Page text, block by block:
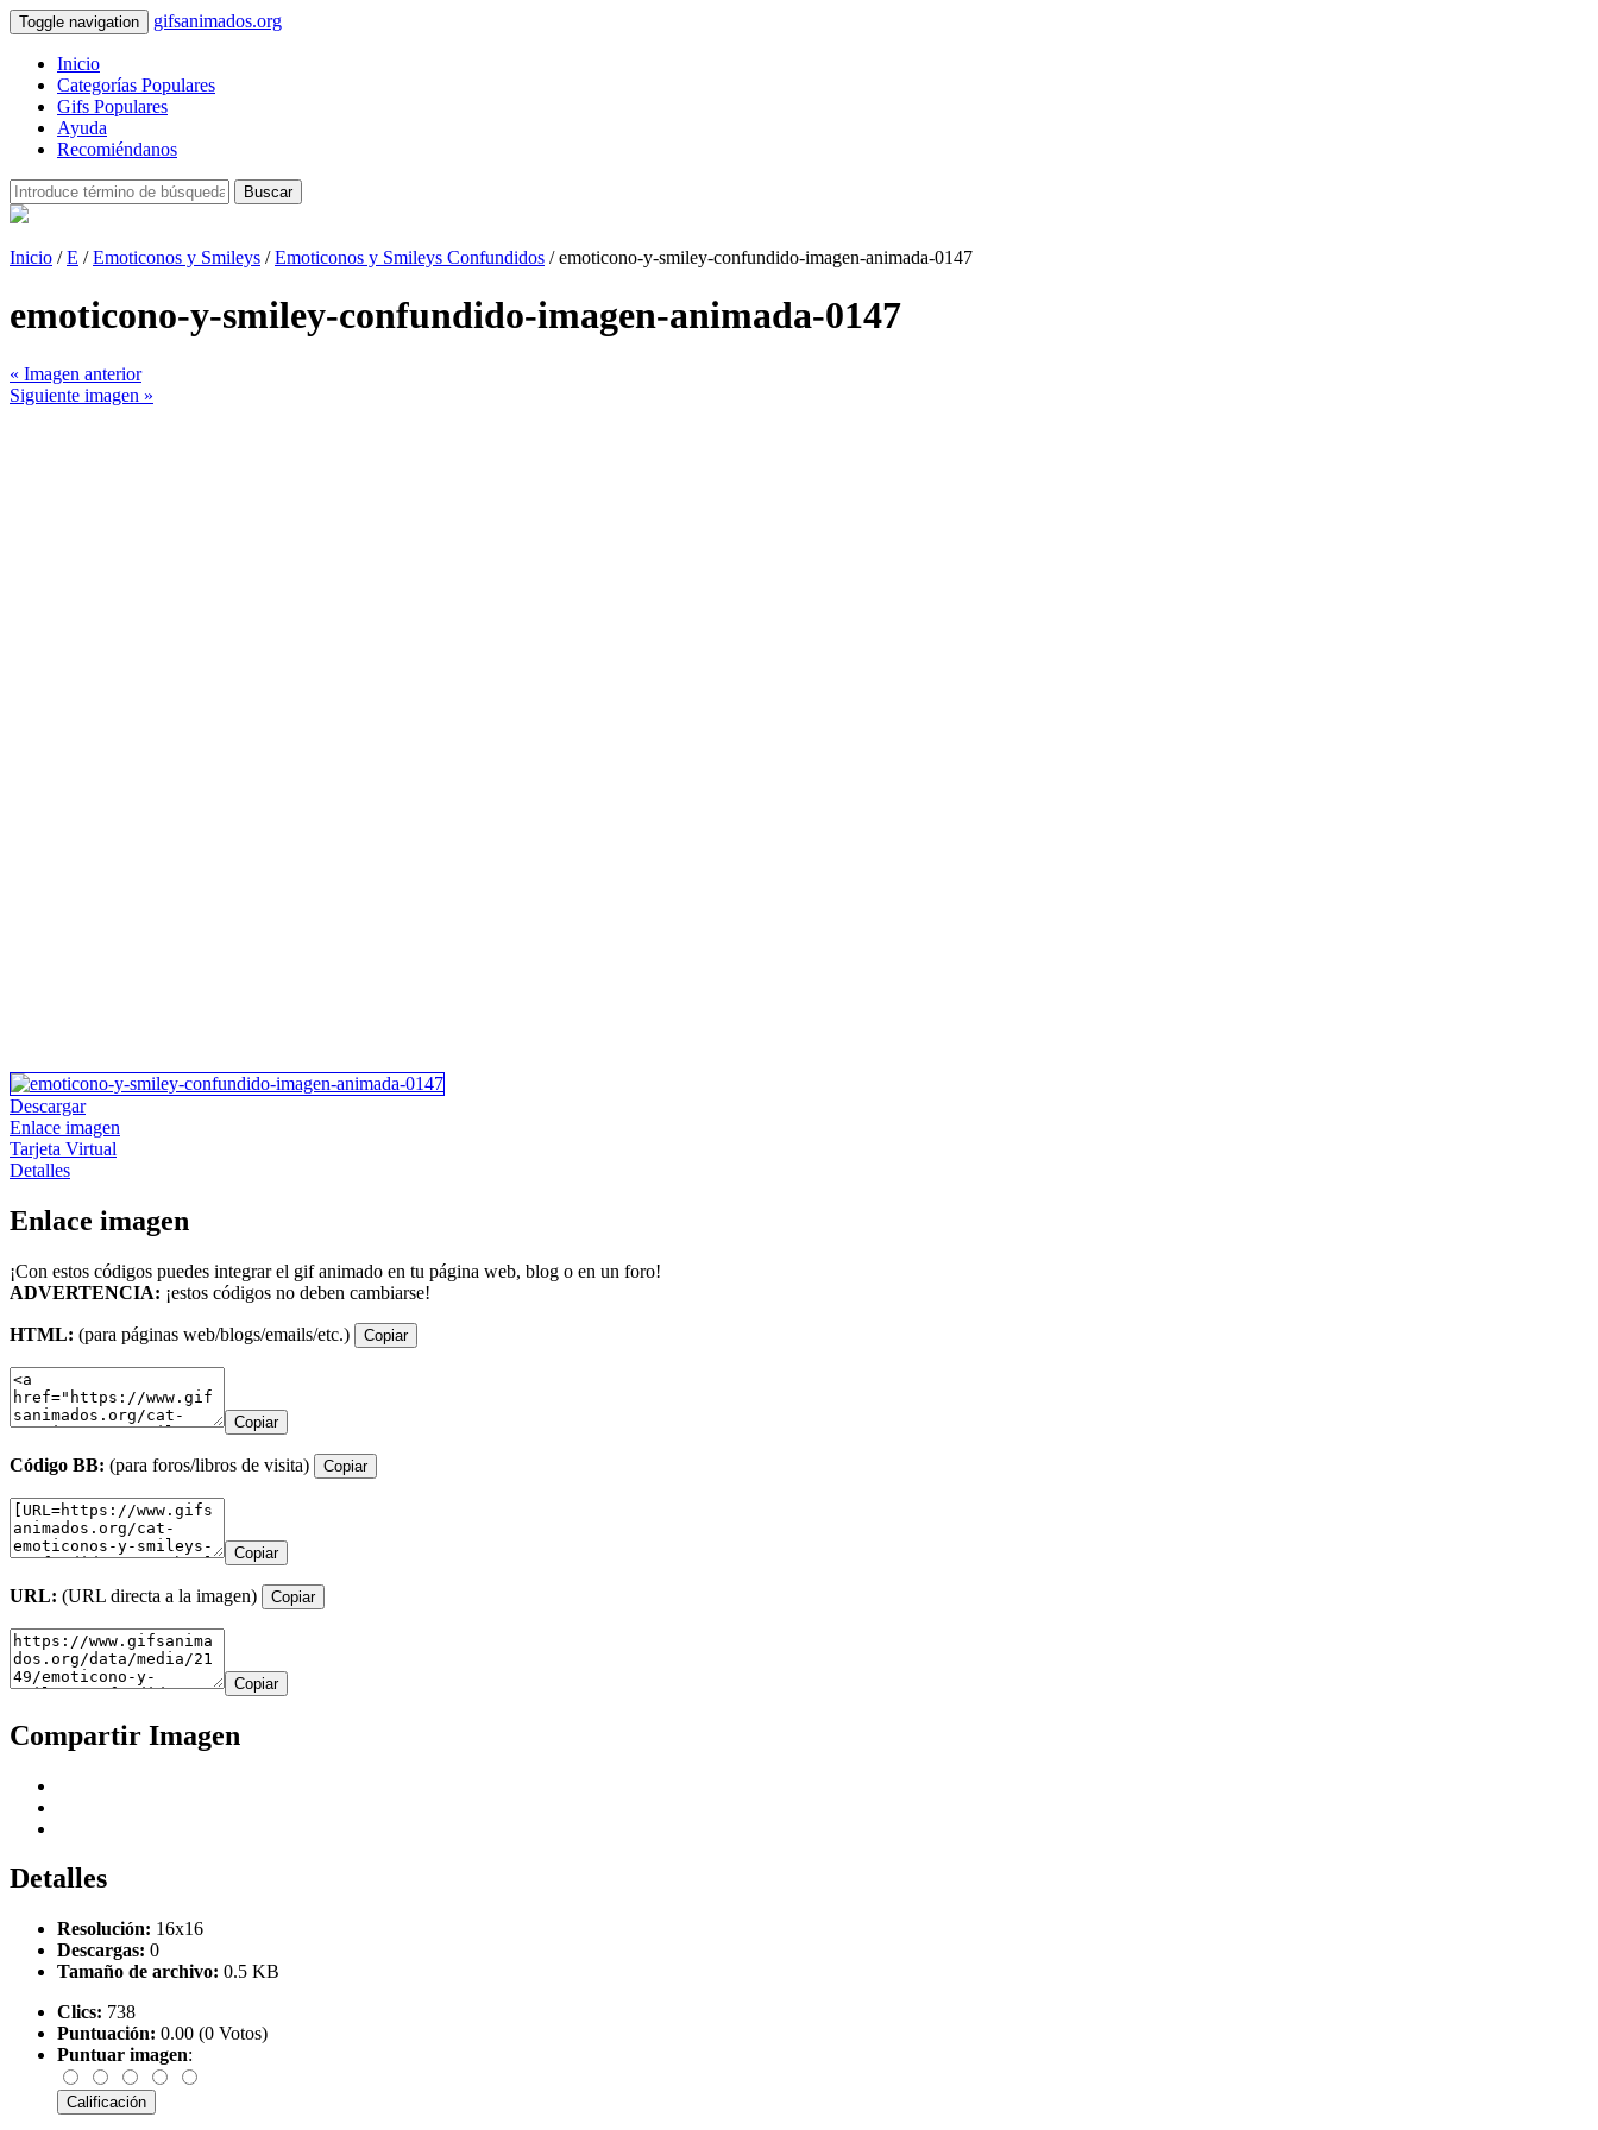
Toggle navigation gifsanimados.org
Inicio
Categorías Populares
Gifs Populares
Ayuda
Recomiéndanos
Buscar
Inicio /E /Emoticonos y Smileys /Emoticonos y Smileys Confundidos / emoticono-y-smiley-confundido-imagen-animada-0147
emoticono-y-smiley-confundido-imagen-animada-0147
« Imagen anterior
Siguiente imagen »
Descargar
Enlace imagen
Tarjeta Virtual
Detalles
Enlace imagen
¡Con estos códigos puedes integrar el gif animado en tu página web, blog o en un foro!
ADVERTENCIA: ¡estos códigos no deben cambiarse!
HTML: (para páginas web/blogs/emails/etc.) Copiar
Copiar
Código BB: (para foros/libros de visita) Copiar
Copiar
URL: (URL directa a la imagen) Copiar
Copiar
Compartir Imagen
Detalles
Resolución: 16x16
Descargas: 0
Tamaño de archivo: 0.5 KB
Clics: 738
Puntuación: 0.00 (0 Votos)
Puntuar imagen: